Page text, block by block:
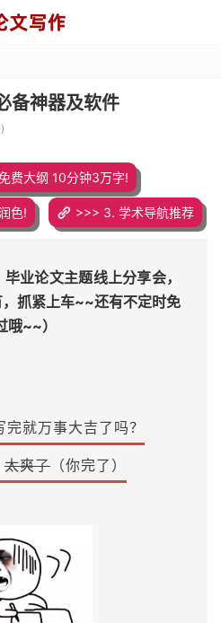
备神器及软件
费大纲 10分钟3万字!
色! >>> 3. 学术导航推荐
业论文主题线上分享会，
抓紧上车~~还有不定时免
~~）
完就万事大吉了吗？
太爽了 （你完了）